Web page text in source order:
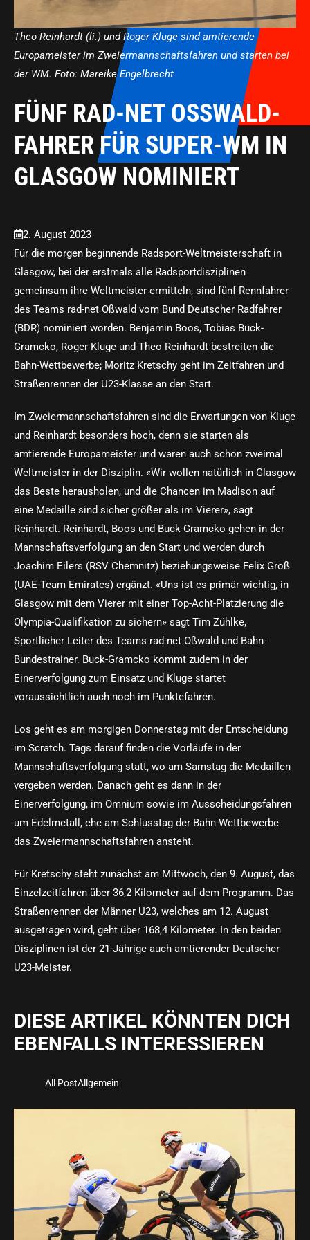
Theo Reinhardt (li.) und Roger Kluge sind amtierende
Europameister im Zweiermannschaftsfahren und starten bei
der WM. Foto: Mareike Engelbrecht
FÜNF RAD-NET OSSWALD-F
AHRER FÜR SUPER-WM IN G
LASGOW NOMINIERT
2. August 2023
Für die morgen beginnende Radsport-Weltmeisterschaft in
Glasgow, bei der erstmals alle Radsportdisziplinen
gemeinsam ihre Weltmeister ermitteln, sind fünf Rennfahrer
des Teams rad-net Oßwald vom Bund Deutscher Radfahrer
(BDR) nominiert worden. Benjamin Boos, Tobias Buck-
Gramcko, Roger Kluge und Theo Reinhardt bestreiten die
Bahn-Wettbewerbe; Moritz Kretschy geht im Zeitfahren und
Straßenrennen der U23-Klasse an den Start.
Im Zweiermannschaftsfahren sind die Erwartungen von Kluge
und Reinhardt besonders hoch, denn sie starten als
amtierende Europameister und waren auch schon zweimal
Weltmeister in der Disziplin. «Wir wollen natürlich in Glasgow
das Beste herausholen, und die Chancen im Madison auf
eine Medaille sind sicher größer als im Vierer», sagt
Reinhardt. Reinhardt, Boos und Buck-Gramcko gehen in der
Mannschaftsverfolgung an den Start und werden durch
Joachim Eilers (RSV Chemnitz) beziehungsweise Felix Groß
(UAE-Team Emirates) ergänzt. «Uns ist es primär wichtig, in
Glasgow mit dem Vierer mit einer Top-Acht-Platzierung die
Olympia-Qualifikation zu sichern» sagt Tim Zühlke,
Sportlicher Leiter des Teams rad-net Oßwald und Bahn-
Bundestrainer. Buck-Gramcko kommt zudem in der
Einerverfolgung zum Einsatz und Kluge startet
voraussichtlich auch noch im Punktefahren.
Los geht es am morgigen Donnerstag mit der Entscheidung
im Scratch. Tags darauf finden die Vorläufe in der
Mannschaftsverfolgung statt, wo am Samstag die Medaillen
vergeben werden. Danach geht es dann in der
Einerverfolgung, im Omnium sowie im Ausscheidungsfahren
um Edelmetall, ehe am Schlusstag der Bahn-Wettbewerbe
das Zweiermannschaftsfahren ansteht.
Für Kretschy steht zunächst am Mittwoch, den 9. August, das
Einzelzeitfahren über 36,2 Kilometer auf dem Programm. Das
Straßenrennen der Männer U23, welches am 12. August
ausgetragen wird, geht über 168,4 Kilometer. In den beiden
Disziplinen ist der 21-Jährige auch amtierender Deutscher
U23-Meister.
DIESE ARTIKEL KÖNNTEN DICH
EBENFALLS INTERESSIEREN
All PostAllgemein